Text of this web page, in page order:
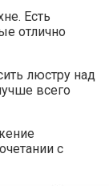
Есть
отлично
люстру над
всего
с